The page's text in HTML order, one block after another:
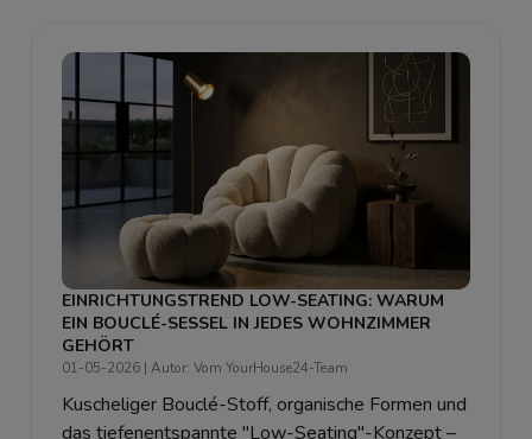
EINRICHTUNGSTREND LOW-SEATING: WARUM
EIN BOUCLÉ-SESSEL IN JEDES WOHNZIMMER
GEHÖRT
01-05-2026 | Autor: Vom YourHouse24-Team
Kuscheliger Bouclé-Stoff, organische Formen und
das tiefenentspannte "Low-Seating"-Konzept –